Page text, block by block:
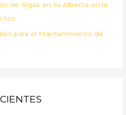
de Algas en tu Alberca en la
para el Mantenimiento de